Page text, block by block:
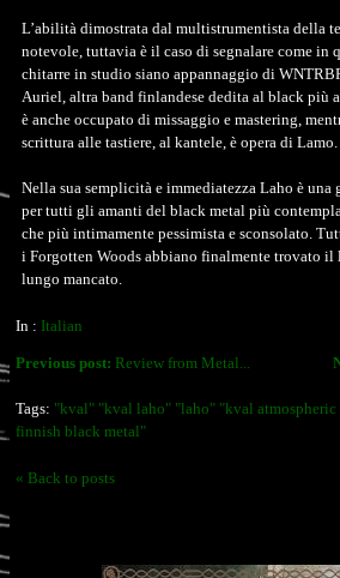
L’abilità dimostrata dal multistrumentista della
notevole, tuttavia è il caso di segnalare come in
chitarre in studio siano appannaggio di
Auriel, altra band finlandese dedita al black più
è anche occupato di missaggio e mastering,
scrittura alle tastiere, al kantele, è opera di Lamo.
Nella sua semplicità e immediatezza Laho è una
per tutti gli amanti del black metal più
che più intimamente pessimista e sconsolato.
i Forgotten Woods abbiano finalmente trovato il
lungo mancato.
In : Italian
Previous post: Review from Metal...
Tags: "kval" "kval laho" "laho" "kval
finnish black metal"
« Back to posts